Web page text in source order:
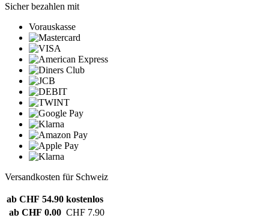
Sicher bezahlen mit
Vorauskasse
Versandkosten für Schweiz
ab CHF 54.90 kostenlos
ab CHF 0.00 CHF 7.90